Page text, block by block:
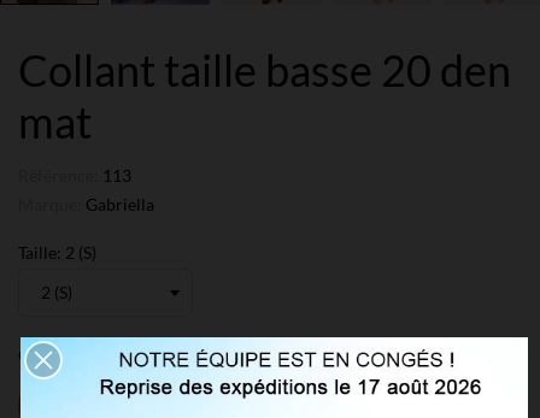
Collant taille basse 20 den
mat
113
Gabriella
Taille: 2 (S)
Couleur: Noir
Beige
Melissa Neutre Noir